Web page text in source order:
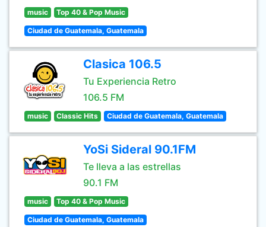
music Top 40 & Pop Music
Ciudad de Guatemala, Guatemala
Clasica 106.5
Tu Experiencia Retro
106.5 FM
music Classic Hits Ciudad de Guatemala, Guatemala
YoSi Sideral 90.1FM
Te lleva a las estrellas
90.1 FM
music Top 40 & Pop Music
Ciudad de Guatemala, Guatemala